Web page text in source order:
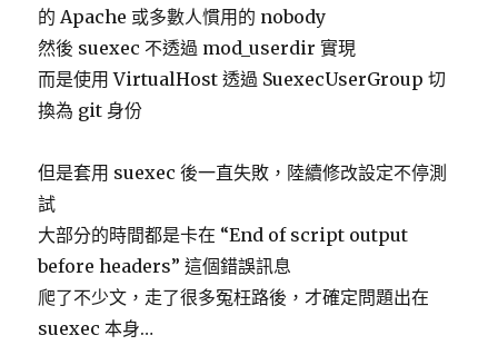
的 Apache 或多數人慣用的 nobody
然後 suexec 不透過 mod_userdir 實現
而是使用 VirtualHost 透過 SuexecUserGroup 切
換為 git 身份
但是套用 suexec 後一直失敗，陸續修改設定不停測
試
大部分的時間都是卡在 “End of script output
before headers” 這個錯誤訊息
爬了不少文，走了很多冤枉路後，才確定問題出在
suexec 本身…